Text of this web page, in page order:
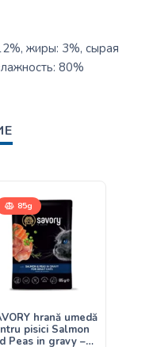
жиры: 3%, сырая
80%
85g
hrană umedă
pisici Salmon
Peas in gravy –